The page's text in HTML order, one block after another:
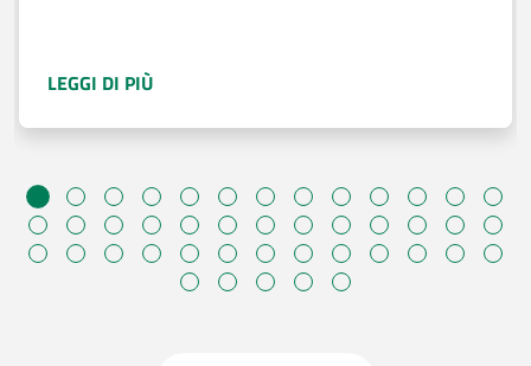
LEGGI DI PIÙ